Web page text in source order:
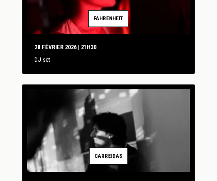
FAHRENHEIT
28 FÉVRIER 2026 | 21H30
DJ set
CARREIDAS